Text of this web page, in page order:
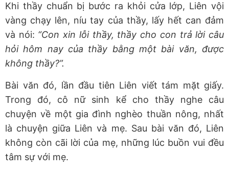
Khi thầy chuẩn bị bước ra khỏi cửa lớp, Liên vội
vàng chạy lên, níu tay của thầy, lấy hết can đảm
và nói: “Con xin lỗi thầy, thầy cho con trả lời câu
hỏi hôm nay của thầy bằng một bài văn, được
không thầy?”.
Bài văn đó, lần đầu tiên Liên viết tám mặt giấy.
Trong đó, cô nữ sinh kể cho thầy nghe câu
chuyện về một gia đình nghèo thuần nông, nhất
là chuyện giữa Liên và mẹ. Sau bài văn đó, Liên
không còn cãi lời của mẹ, những lúc buồn vui đều
tâm sự với mẹ.